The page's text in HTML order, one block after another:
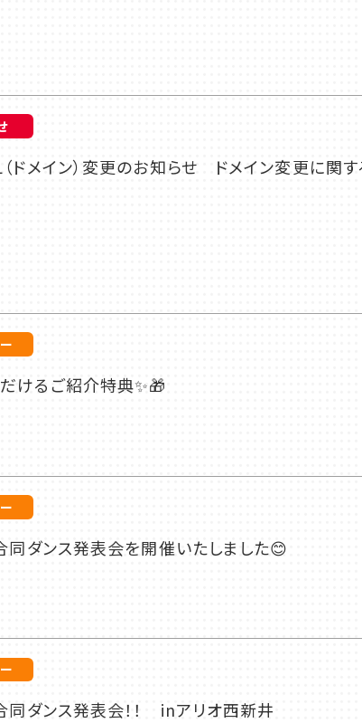
ドメイン）変更のお知らせ ドメイン変更に関す
けるご紹介特典✨🎁
同ダンス発表会を開催いたしました😊
合同ダンス発表会！！ inアリオ西新井